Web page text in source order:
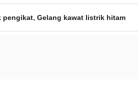
pengikat, Gelang kawat listrik hitam